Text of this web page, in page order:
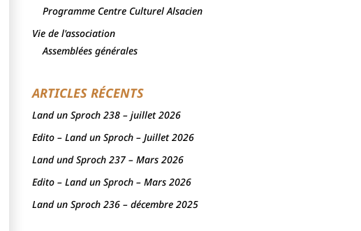
Programme Centre Culturel Alsacien
Vie de l'association
Assemblées générales
ARTICLES RÉCENTS
Land un Sproch 238 – juillet 2026
Edito – Land un Sproch – Juillet 2026
Land und Sproch 237 – Mars 2026
Edito – Land un Sproch – Mars 2026
Land un Sproch 236 – décembre 2025